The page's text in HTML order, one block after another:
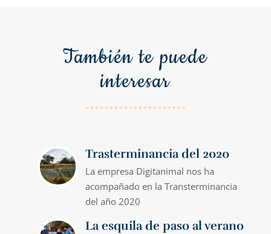
También te puede
interesar
Trasterminancia del 2020
La empresa Digitanimal nos ha
acompañado en la Transterminancia
del año 2020
La esquila de paso al verano